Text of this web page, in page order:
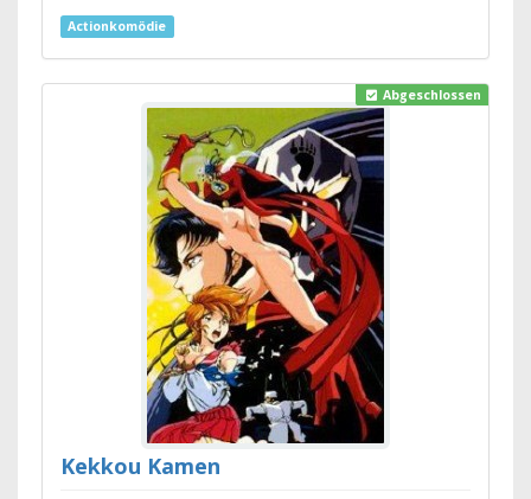
Actionkomödie
Abgeschlossen
Kekkou Kamen